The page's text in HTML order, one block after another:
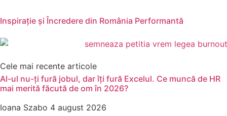
Inspirație și Încredere din România Performantă
Cele mai recente articole
AI-ul nu-ți fură jobul, dar îți fură Excelul. Ce muncă de HR
mai merită făcută de om în 2026?
Ioana Szabo 4 august 2026